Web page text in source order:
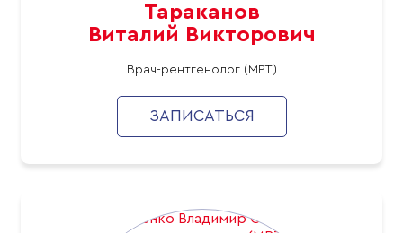
Тараканов
Виталий Викторович
Врач-рентгенолог (МРТ)
ЗАПИСАТЬСЯ